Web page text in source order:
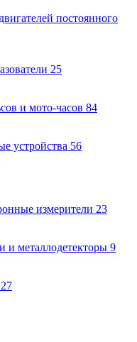
постоянного
25
и мото-часов 84
устройства 56
измерители 23
и металлодетекторы 9
27